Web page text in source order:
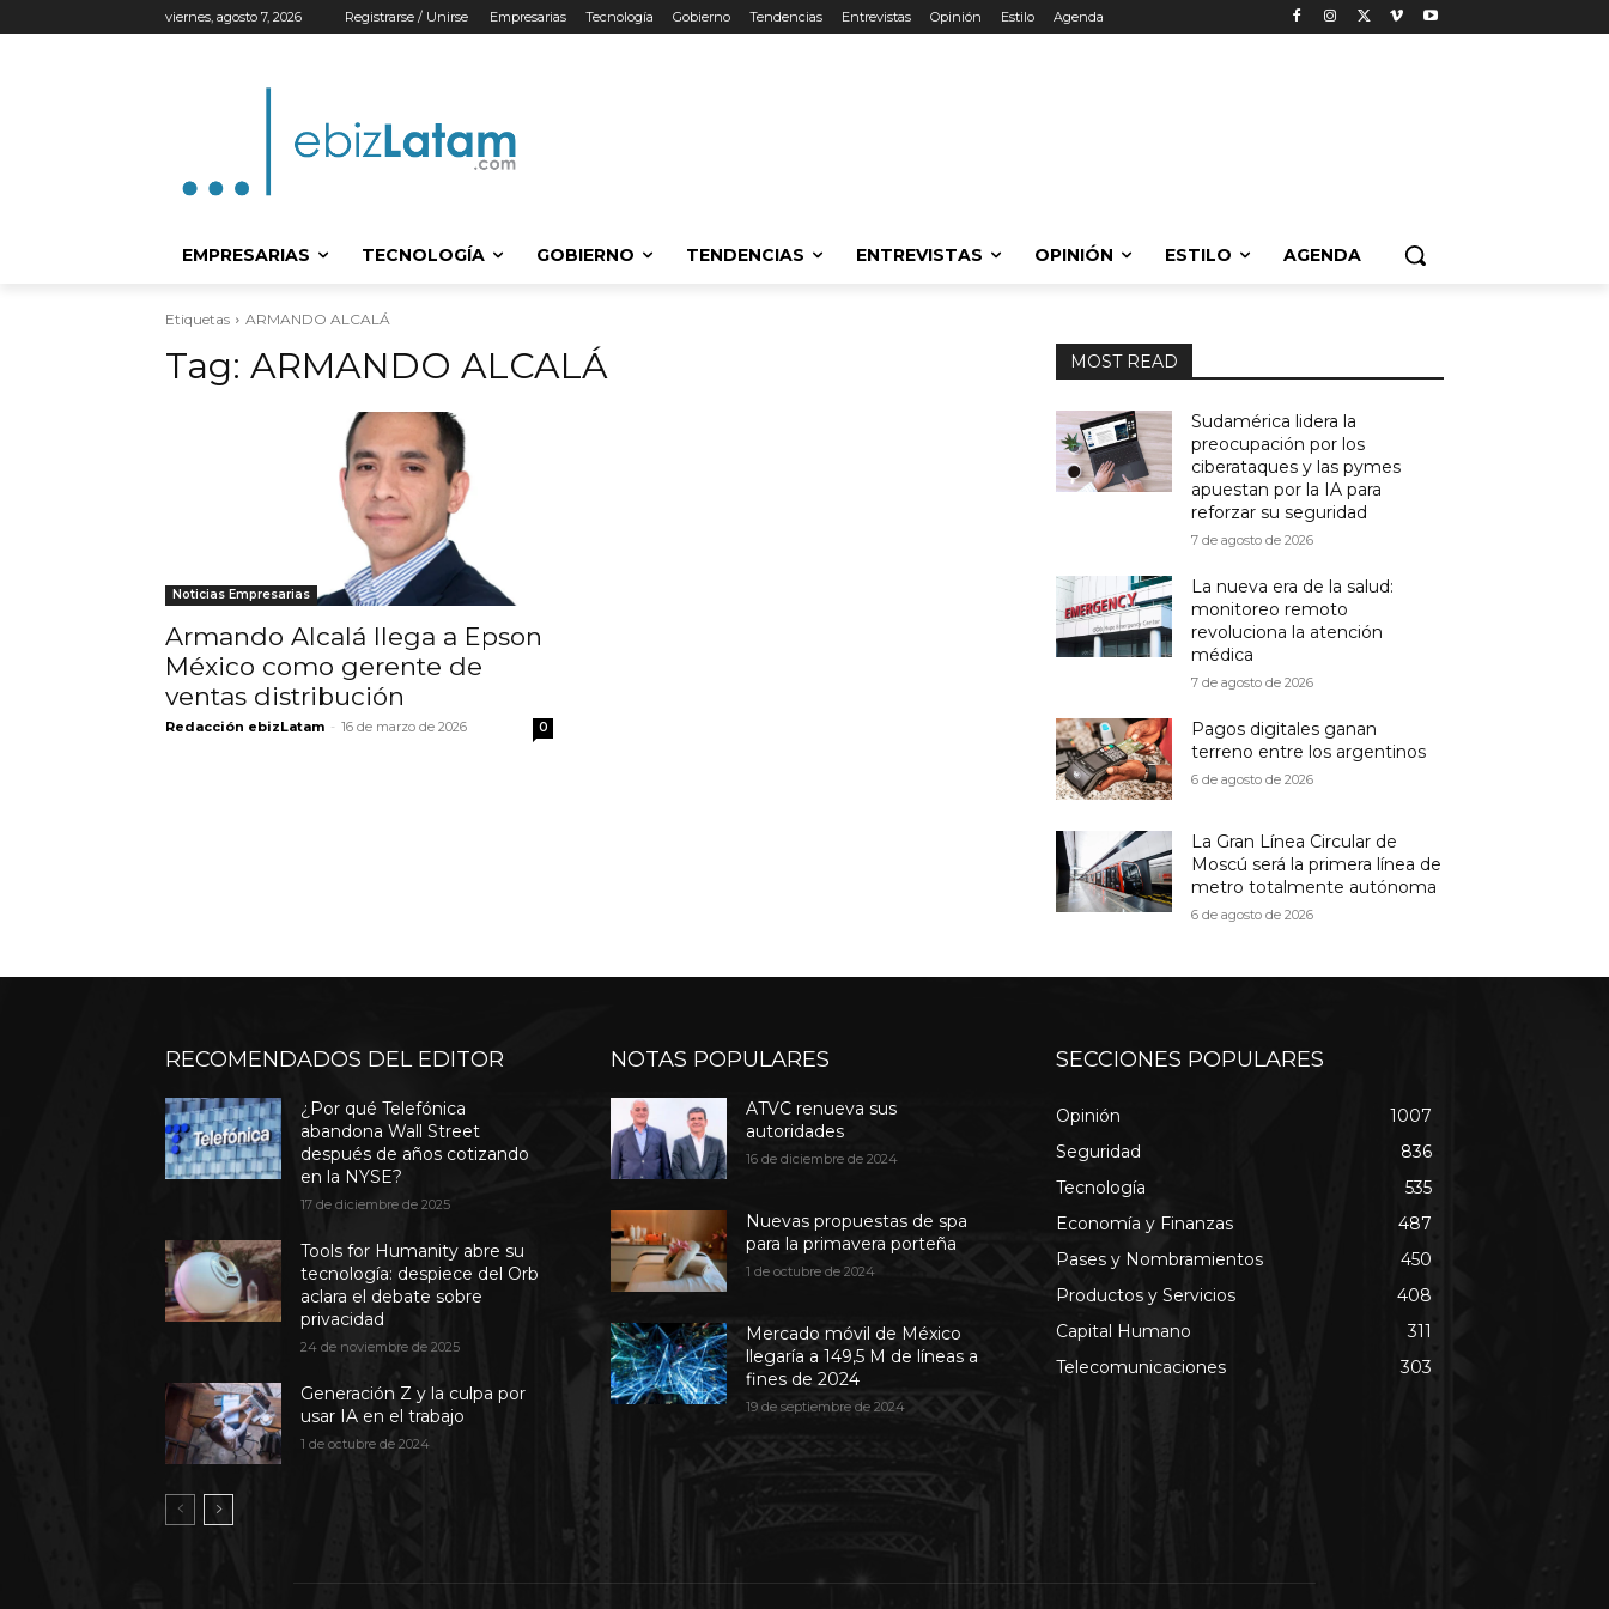
viernes, agosto 7, 2026 Registrarse / Unirse Empresarias Tecnología Gobierno Tendencias Entrevistas Opinión Estilo Agenda
EMPRESARIAS TECNOLOGÍA GOBIERNO TENDENCIAS ENTREVISTAS OPINIÓN ESTILO AGENDA
Etiquetas ARMANDO ALCALÁ
Tag: ARMANDO ALCALÁ
Noticias Empresarias
Armando Alcalá llega a Epson
México como gerente de
ventas distribución
Redacción ebizLatam - 16 de marzo de 2026 0
MOST READ
Sudamérica lidera la
preocupación por los
ciberataques y las pymes
apuestan por la IA para
reforzar su seguridad
7 de agosto de 2026
La nueva era de la salud:
monitoreo remoto
revoluciona la atención
médica
7 de agosto de 2026
Pagos digitales ganan
terreno entre los argentinos
6 de agosto de 2026
La Gran Línea Circular de
Moscú será la primera línea de
metro totalmente autónoma
6 de agosto de 2026
RECOMENDADOS DEL EDITOR
¿Por qué Telefónica
abandona Wall Street
después de años cotizando
en la NYSE?
17 de diciembre de 2025
Tools for Humanity abre su
tecnología: despiece del Orb
aclara el debate sobre
privacidad
24 de noviembre de 2025
Generación Z y la culpa por
usar IA en el trabajo
1 de octubre de 2024
NOTAS POPULARES
ATVC renueva sus
autoridades
16 de diciembre de 2024
Nuevas propuestas de spa
para la primavera porteña
1 de octubre de 2024
Mercado móvil de México
llegaría a 149,5 M de líneas a
fines de 2024
19 de septiembre de 2024
SECCIONES POPULARES
Opinión
1007
Seguridad
836
Tecnología
535
Economía y Finanzas
487
Pases y Nombramientos
450
Productos y Servicios
408
Capital Humano
311
Telecomunicaciones
303